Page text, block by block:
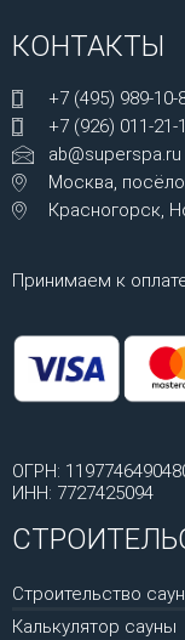
КОНТАКТЫ
+7 (495) 989-10-
+7 (926) 011-21-
ab@superspa.ru
Москва,
Красногорск,
Принимаем к
ОГРН:
ИНН: 7727425094
Строительство саун
Калькулятор сауны